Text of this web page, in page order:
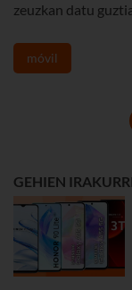
zeuzkan datu
móvil
GEHIEN